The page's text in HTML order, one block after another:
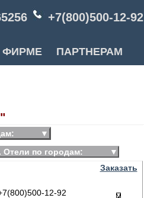
+7(800)500-12-92
ФИРМЕ ПАРТНЕРАМ
▼
Отели по городам: ▼
12-92
Заказать